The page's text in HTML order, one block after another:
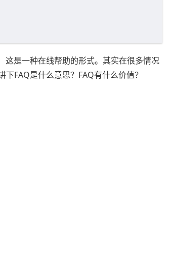
这是一种在线帮助的形式。其实在很多情况
FAQ是什么意思？FAQ有什么价值？